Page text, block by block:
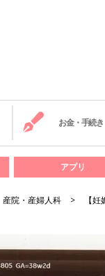
お金・手続き
アプリ
産院・産婦人科 【